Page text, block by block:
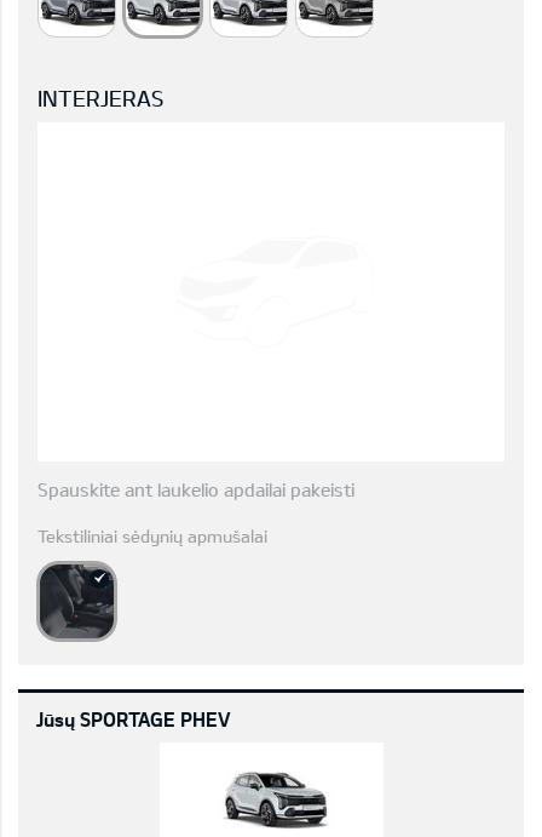
INTERJERAS
Spauskite ant laukelio apdailai pakeisti
Tekstiliniai sėdynių apmušalai
Jūsų SPORTAGE PHEV